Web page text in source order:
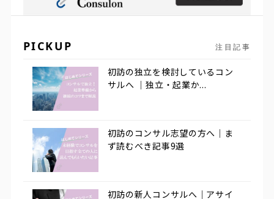
PICKUP 注目記事
初訪の独立を検討しているコン
サルへ ｜独立・起業か...
初訪のコンサル志望の方へ｜ま
ず読むべき記事9選
初訪の新人コンサルへ｜アサイ